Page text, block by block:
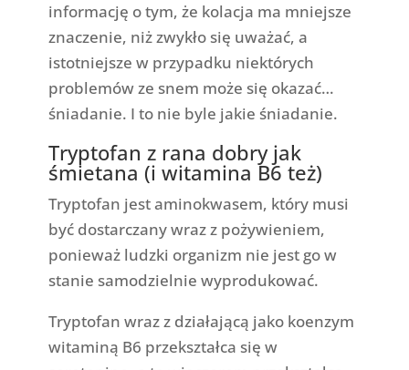
informację o tym, że kolacja ma mniejsze
znaczenie, niż zwykło się uważać, a
istotniejsze w przypadku niektórych
problemów ze snem może się okazać…
śniadanie. I to nie byle jakie śniadanie.
Tryptofan z rana dobry jak
śmietana (i witamina B6 też)
Tryptofan jest aminokwasem, który musi
być dostarczany wraz z pożywieniem,
ponieważ ludzki organizm nie jest go w
stanie samodzielnie wyprodukować.
Tryptofan wraz z działającą jako koenzym
witaminą B6 przekształca się w